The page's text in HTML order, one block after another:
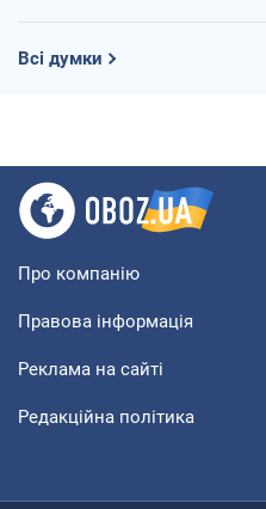
Всі думки
Про компанію
Правова інформація
Реклама на сайті
Редакційна політика